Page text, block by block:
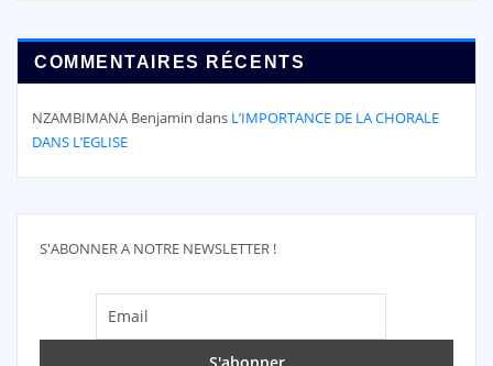
COMMENTAIRES RÉCENTS
NZAMBIMANA Benjamin dans L’IMPORTANCE DE LA CHORALE
DANS L’EGLISE
S'ABONNER A NOTRE NEWSLETTER !